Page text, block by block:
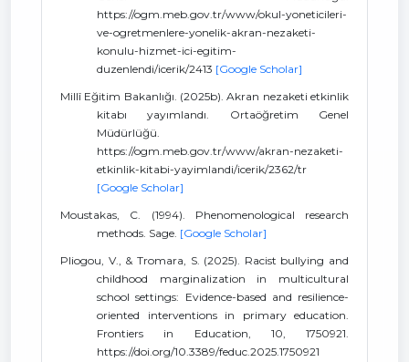
https://ogm.meb.gov.tr/www/okul-yoneticileri-
ve-ogretmenlere-yonelik-akran-nezaketi-
konulu-hizmet-ici-egitim-
duzenlendi/icerik/2413 [Google Scholar]
Millî Eğitim Bakanlığı. (2025b). Akran nezaketi etkinlik
kitabı yayımlandı. Ortaöğretim Genel
Müdürlüğü.
https://ogm.meb.gov.tr/www/akran-nezaketi-
etkinlik-kitabi-yayimlandi/icerik/2362/tr
[Google Scholar]
Moustakas, C. (1994). Phenomenological research
methods. Sage. [Google Scholar]
Pliogou, V., & Tromara, S. (2025). Racist bullying and
childhood marginalization in multicultural
school settings: Evidence-based and resilience-
oriented interventions in primary education.
Frontiers in Education, 10, 1750921.
https://doi.org/10.3389/feduc.2025.1750921